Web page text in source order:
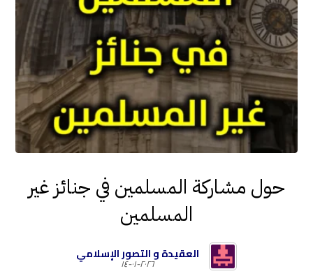
حول مشاركة المسلمين في جنائز غير
المسلمين
العقيدة و التصور الإسلامي
٢٠٢٦-٠١-١٤